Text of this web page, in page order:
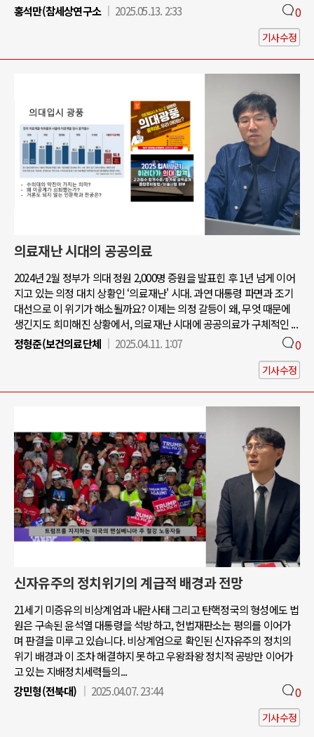
홍석만(참세상연구소
2025.05.13. 2:33 0
기사수정
의료재난 시대의 공공의료
2024년 2월 정부가 의대 정원 2,000명 증원을 발표힌 후 1년 넘게 이어
지고 있는 의정 대치 상황인 ‘의료재난' 시대. 과연 대통령 파면과 조기
대선으로 이 위기가 해소될까요? 이제는 의정 갈등이 왜, 무엇 때문에
생긴지도 희미해진 상황에서, 의료재난 시대에 공공의료가 구체적인 ...
정형준(보건의료단체
2025.04.11. 1:07 0
기사수정
신자유주의 정치위기의 계급적 배경과 전망
21세기 미증유의 비상계엄과 내란사태 그리고 탄핵정국의 형성에도 법
원은 구속된 윤석열 대통령을 석방하고, 헌법재판소는 평의를 이어가
며 판결을 미루고 있습니다. 비상계엄으로 확인된 신자유주의 정치의
위기 배경과 이 조차 해결하지 못하고 우왕좌왕 정치적 공방만 이어가
고 있는 지배정치세력들의...
강민형(전북대)
2025.04.07. 23:44 0
기사수정